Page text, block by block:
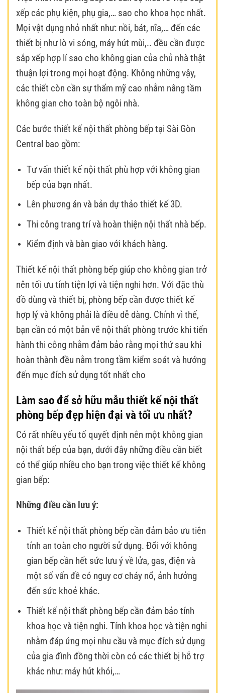
xếp các phụ kiện, phụ gia,… sao cho khoa học nhất.
Mọi vật dụng nhỏ nhất như: nồi, bát, nĩa,… đến các
thiết bị như lò vi sóng, máy hút mùi,.. đều cần được
sắp xếp hợp lí sao cho không gian của chủ nhà thật
thuận lợi trong mọi hoạt động. Không những vậy,
các thiết còn cần sự thẩm mỹ cao nhằm nâng tầm
không gian cho toàn bộ ngôi nhà.
Các bước thiết kế nội thất phòng bếp tại Sài Gòn
Central bao gồm:
Tư vấn thiết kế nội thất phù hợp với không gian
bếp của bạn nhất.
Lên phương án và bản dự thảo thiết kế 3D.
Thi công trang trí và hoàn thiện nội thất nhà bếp.
Kiểm định và bàn giao với khách hàng.
Thiết kế nội thất phòng bếp giúp cho không gian trở
nên tối ưu tính tiện lợi và tiện nghi hơn. Với đặc thù
đồ dùng và thiết bị, phòng bếp cần được thiết kế
hợp lý và không phải là điều dễ dàng. Chính vì thế,
bạn cần có một bản vẽ nội thất phòng trước khi tiến
hành thi công nhằm đảm bảo rằng mọi thứ sau khi
hoàn thành đều nằm trong tầm kiểm soát và hướng
đến mục đích sử dụng tốt nhất cho
Làm sao để sở hữu mẫu thiết kế nội thất
phòng bếp đẹp hiện đại và tối ưu nhất?
Có rất nhiều yếu tố quyết định nên một không gian
nội thất bếp của bạn, dưới đây những điều cần biết
có thể giúp nhiều cho bạn trong việc thiết kế không
gian bếp:
Những điều cần lưu ý:
Thiết kế nội thất phòng bếp cần đảm bảo ưu tiên
tính an toàn cho người sử dụng. Đổi với không
gian bếp cần hết sức lưu ý về lửa, gas, điện và
một số vấn đề có nguy cơ cháy nổ, ảnh hưởng
đến sức khoẻ khác.
Thiết kế nội thất phòng bếp cần đảm bảo tính
khoa học và tiện nghi. Tính khoa học và tiện nghi
nhằm đáp ứng mọi nhu cầu và mục đích sử dụng
của gia đình đồng thời còn có các thiết bị hỗ trợ
khác như: máy hút khói,…